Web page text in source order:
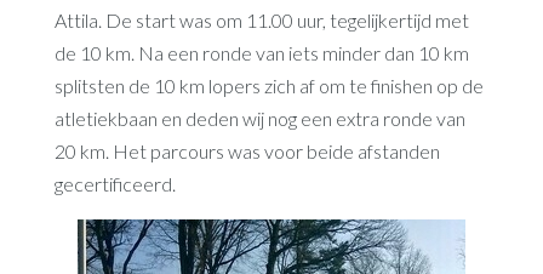
Attila. De start was om 11.00 uur, tegelijkertijd met
de 10 km. Na een ronde van iets minder dan 10 km
splitsten de 10 km lopers zich af om te finishen op de
atletiekbaan en deden wij nog een extra ronde van
20 km. Het parcours was voor beide afstanden
gecertificeerd.